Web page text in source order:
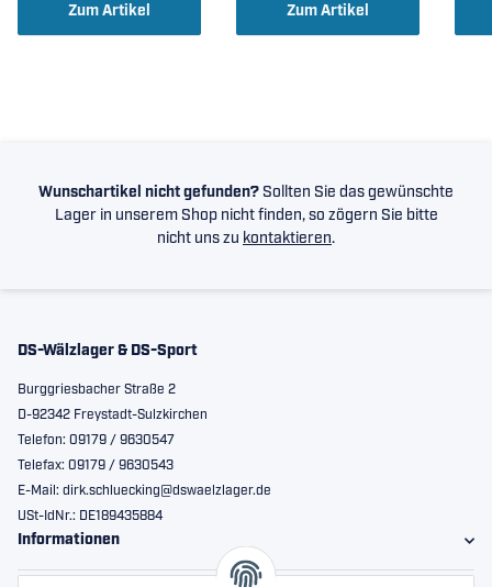
Zum Artikel Zum Artikel
Wunschartikel nicht gefunden? Sollten Sie das gewünschte
Lager in unserem Shop nicht finden, so zögern Sie bitte
nicht uns zu kontaktieren.
DS-Wälzlager & DS-Sport
Burggriesbacher Straße 2
D-92342 Freystadt-Sulzkirchen
Telefon: 09179 / 9630547
Telefax: 09179 / 9630543
E-Mail: dirk.schluecking@dswaelzlager.de
USt-IdNr.: DE189435884
Informationen